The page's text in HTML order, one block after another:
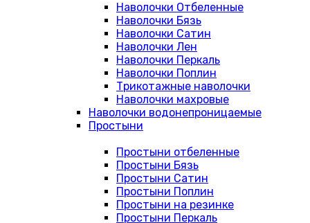
Наволочки Отбеленные
Наволочки Бязь
Наволочки Сатин
Наволочки Лен
Наволочки Перкаль
Наволочки Поплин
Трикотажные наволочки
Наволочки махровые
Наволочки водонепроницаемые
Простыни
Простыни отбеленные
Простыни Бязь
Простыни Сатин
Простыни Поплин
Простыни на резинке
Простыни Перкаль